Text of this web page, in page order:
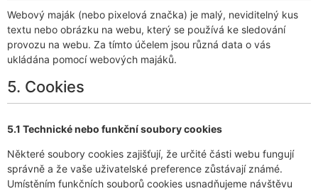
Webový maják (nebo pixelová značka) je malý, neviditelný kus
textu nebo obrázku na webu, který se používá ke sledování
provozu na webu. Za tímto účelem jsou různá data o vás
ukládána pomocí webových majáků.
5. Cookies
5.1 Technické nebo funkční soubory cookies
Některé soubory cookies zajišťují, že určité části webu fungují
správně a že vaše uživatelské preference zůstávají známé.
Umístěním funkčních souborů cookies usnadňujeme návštěvu